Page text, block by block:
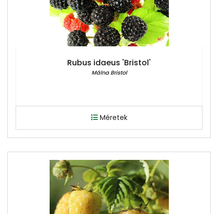
Rubus idaeus 'Bristol'
Málna Bristol
Méretek